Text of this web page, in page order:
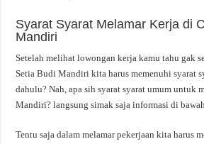
Syarat Syarat Melamar Kerja di
Mandiri
Setelah melihat lowongan kerja kamu tahu gak
Setia Budi Mandiri kita harus memenuhi syarat
dahulu? Nah, apa sih syarat syarat umum untuk
Mandiri? langsung simak saja informasi di
Tentu saja dalam melamar pekerjaan kita harus